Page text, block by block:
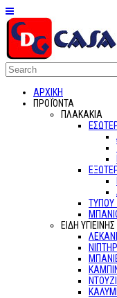
ΑΡΧΙΚΗ
ΠΡΟΪΌΝΤΑ
ΠΛΑΚΑΚΙΑ
ΤΥΠΟΥ
ΕΙΔΗ ΥΓΙΕΙΝΗΣ